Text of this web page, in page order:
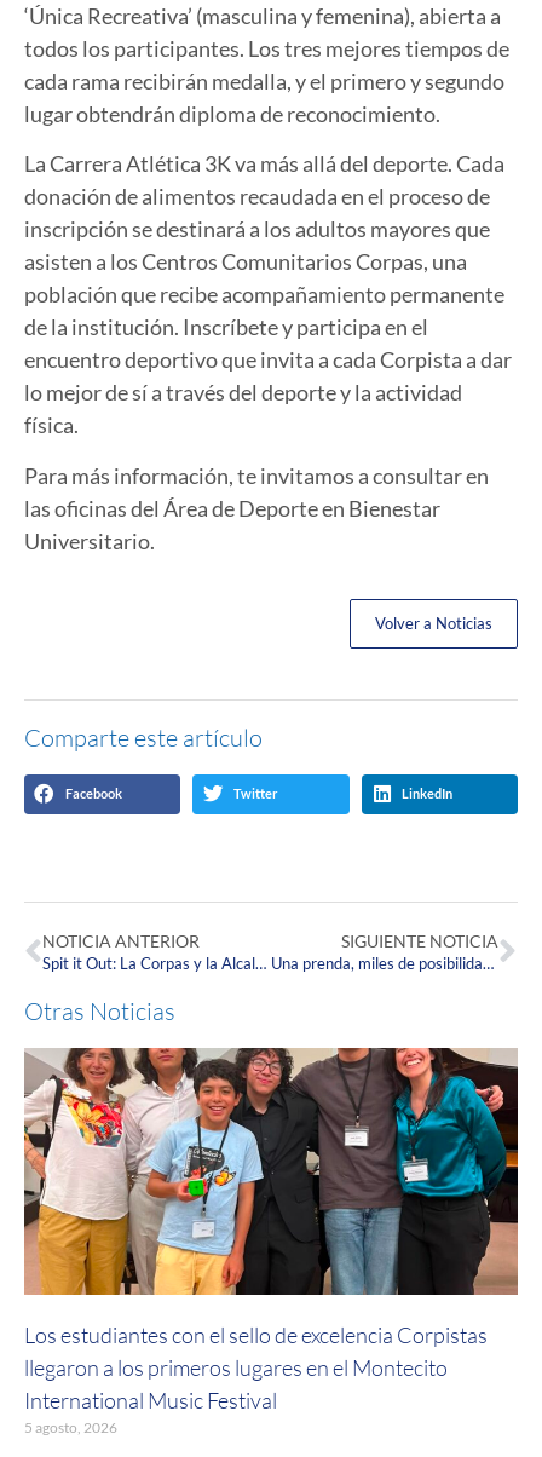
‘Única Recreativa’ (masculina y femenina), abierta a
todos los participantes. Los tres mejores tiempos de
cada rama recibirán medalla, y el primero y segundo
lugar obtendrán diploma de reconocimiento.
La Carrera Atlética 3K va más allá del deporte. Cada
donación de alimentos recaudada en el proceso de
inscripción se destinará a los adultos mayores que
asisten a los Centros Comunitarios Corpas, una
población que recibe acompañamiento permanente
de la institución. Inscríbete y participa en el
encuentro deportivo que invita a cada Corpista a dar
lo mejor de sí a través del deporte y la actividad
física.
Para más información, te invitamos a consultar en
las oficinas del Área de Deporte en Bienestar
Universitario.
Volver a Noticias
Comparte este artículo
Facebook Twitter LinkedIn
NOTICIA ANTERIOR
Spit it Out: La Corpas y la Alcaldía de Suba se unen para fortalecer el bilingüismo en nuestra localidad
SIGUIENTE NOTICIA
Una prenda, miles de posibilidades: “Segunda Vida”, el proyecto que está transformando vidas en La Corpas
Otras Noticias
Los estudiantes con el sello de excelencia Corpistas
llegaron a los primeros lugares en el Montecito
International Music Festival
5 agosto, 2026